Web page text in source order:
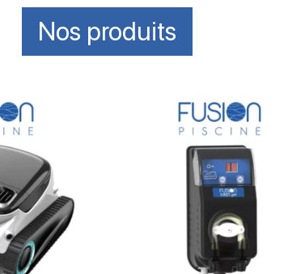
Nos produits